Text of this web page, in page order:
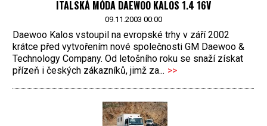
ITALSKÁ MÓDA DAEWOO KALOS 1.4 16V
09.11.2003 00:00
Daewoo Kalos vstoupil na evropské trhy v září 2002
krátce před vytvořením nové společnosti GM Daewoo &
Technology Company. Od letošního roku se snaží získat
přízeň i českých zákazníků, jimž za... >>